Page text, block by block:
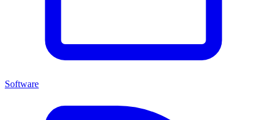
Software